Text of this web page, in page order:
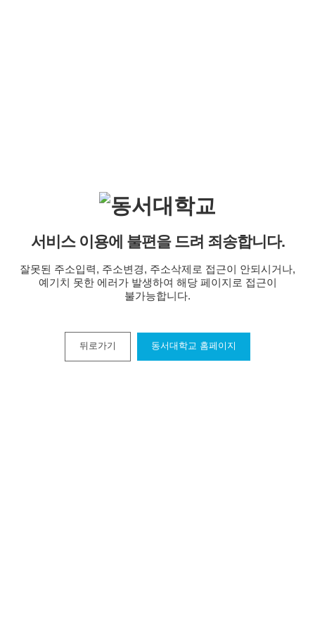
서비스 이용에 불편을 드려 죄송합니다.
잘못된 주소입력, 주소변경, 주소삭제로 접근이 안되시거나,
예기치 못한 에러가 발생하여 해당 페이지로 접근이
불가능합니다.
뒤로가기 동서대학교 홈페이지